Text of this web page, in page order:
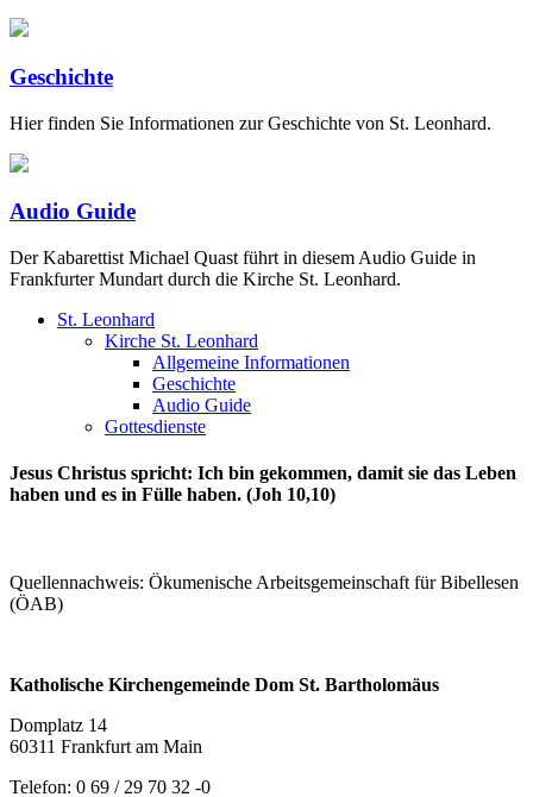
Geschichte
Hier finden Sie Informationen zur Geschichte von St. Leonhard.
Audio Guide
Der Kabarettist Michael Quast führt in diesem Audio Guide in
Frankfurter Mundart durch die Kirche St. Leonhard.
St. Leonhard
Kirche St. Leonhard
Allgemeine Informationen
Geschichte
Audio Guide
Gottesdienste
Jesus Christus spricht: Ich bin gekommen, damit sie das Leben
haben und es in Fülle haben. (Joh 10,10)
Quellennachweis: Ökumenische Arbeitsgemeinschaft für Bibellesen
(ÖAB)
Katholische Kirchengemeinde Dom St. Bartholomäus
Domplatz 14
60311 Frankfurt am Main
Telefon: 0 69 / 29 70 32 -0